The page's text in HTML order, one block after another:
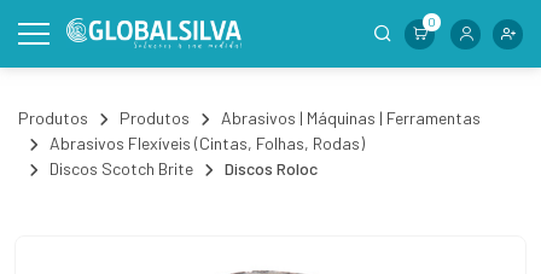
0
Produtos Produtos
Abrasivos | Máquinas | Ferramentas
Abrasivos Flexíveis (Cintas, Folhas, Rodas)
Discos Scotch Brite
Discos Roloc